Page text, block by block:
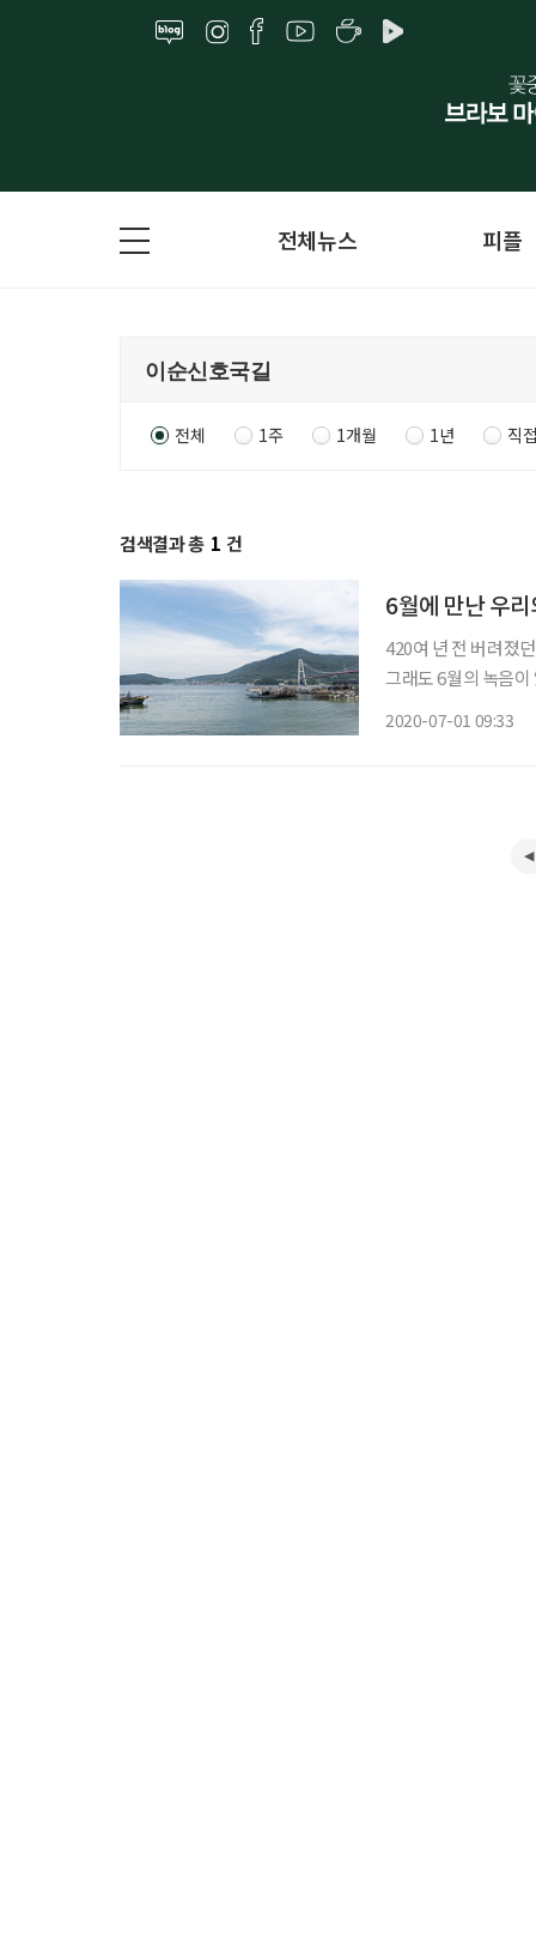
전체뉴스 피플
전체 1주 1개월 1년 직
검색결과 총 1 건
6월에 만난 우
420여 년 전 버려졌
그래도 6월의 녹음
2020-07-01 09:33